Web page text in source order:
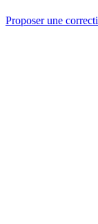
Proposer une